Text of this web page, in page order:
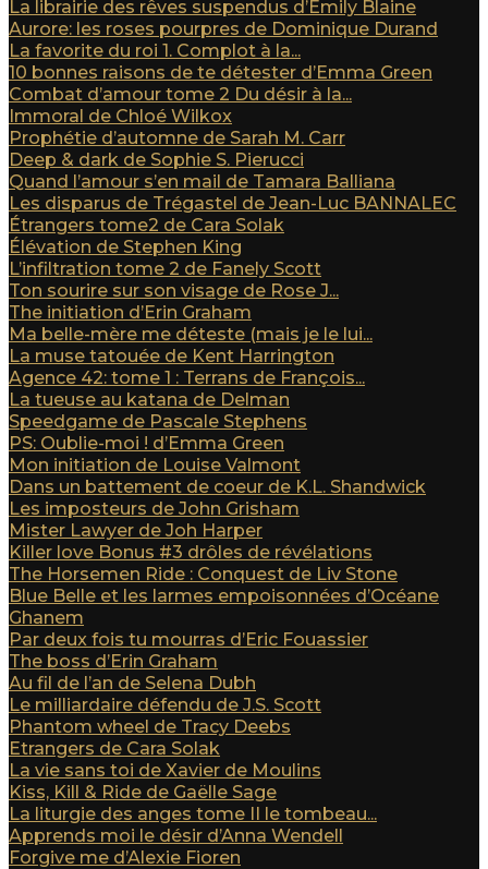
La librairie des rêves suspendus d’Emily Blaine
Aurore: les roses pourpres de Dominique Durand
La favorite du roi 1. Complot à la...
10 bonnes raisons de te détester d’Emma Green
Combat d’amour tome 2 Du désir à la...
Immoral de Chloé Wilkox
Prophétie d’automne de Sarah M. Carr
Deep & dark de Sophie S. Pierucci
Quand l’amour s’en mail de Tamara Balliana
Les disparus de Trégastel de Jean-Luc BANNALEC
Étrangers tome2 de Cara Solak
Élévation de Stephen King
L’infiltration tome 2 de Fanely Scott
Ton sourire sur son visage de Rose J...
The initiation d’Erin Graham
Ma belle-mère me déteste (mais je le lui...
La muse tatouée de Kent Harrington
Agence 42: tome 1 : Terrans de François...
La tueuse au katana de Delman
Speedgame de Pascale Stephens
PS: Oublie-moi ! d’Emma Green
Mon initiation de Louise Valmont
Dans un battement de coeur de K.L. Shandwick
Les imposteurs de John Grisham
Mister Lawyer de Joh Harper
Killer love Bonus #3 drôles de révélations
The Horsemen Ride : Conquest de Liv Stone
Blue Belle et les larmes empoisonnées d’Océane
Ghanem
Par deux fois tu mourras d’Eric Fouassier
The boss d’Erin Graham
Au fil de l’an de Selena Dubh
Le milliardaire défendu de J.S. Scott
Phantom wheel de Tracy Deebs
Etrangers de Cara Solak
La vie sans toi de Xavier de Moulins
Kiss, Kill & Ride de Gaëlle Sage
La liturgie des anges tome II le tombeau...
Apprends moi le désir d’Anna Wendell
Forgive me d’Alexie Fioren